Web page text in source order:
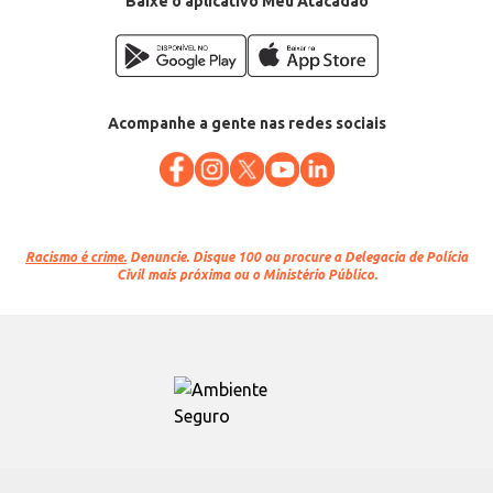
Acompanhe a gente nas redes sociais
Racismo é crime. Denuncie. Disque 100 ou procure a Delegacia de Polícia
Civil mais próxima ou o Ministério Público.